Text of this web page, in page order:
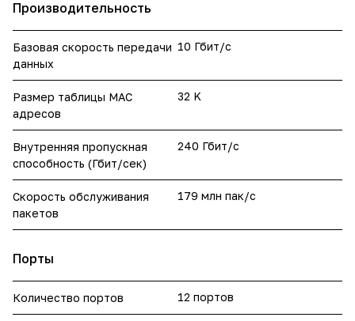
Производительность
Базовая скорость передачи
данных
10 Гбит/с
Размер таблицы МАС
адресов
32 K
Внутренняя пропускная
способность (Гбит/сек)
240 Гбит/с
Скорость обслуживания
пакетов
179 млн пак/с
Порты
Количество портов 12 портов